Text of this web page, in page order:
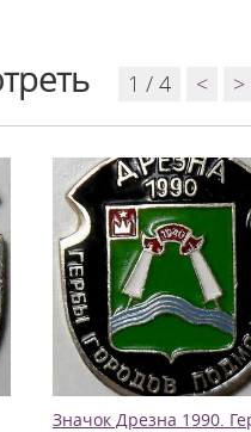
1 / 4 < >
Значок Дрезна 1990.